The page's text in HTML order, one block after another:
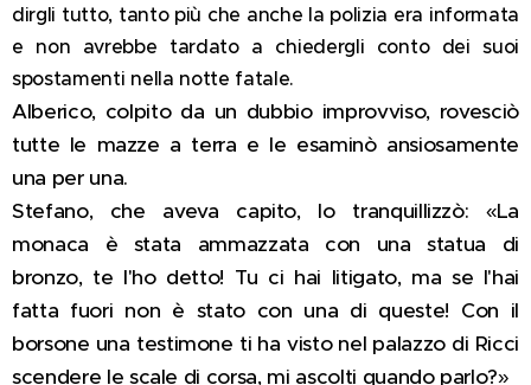
dirgli tutto, tanto più che anche la polizia era informata
e non avrebbe tardato a chiedergli conto dei suoi
spostamenti nella notte fatale.
Alberico, colpito da un dubbio improvviso, rovesciò
tutte le mazze a terra e le esaminò ansiosamente
una per una.
Stefano, che aveva capito, lo tranquillizzò: «La
monaca è stata ammazzata con una statua di
bronzo, te l'ho detto! Tu ci hai litigato, ma se l'hai
fatta fuori non è stato con una di queste! Con il
borsone una testimone ti ha visto nel palazzo di Ricci
scendere le scale di corsa, mi ascolti quando parlo?»